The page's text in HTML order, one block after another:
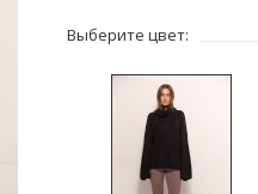
Выберите цвет: